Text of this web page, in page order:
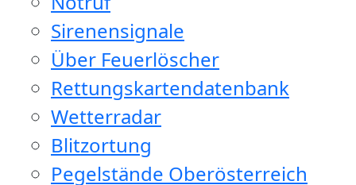
Sirenensignale
Über Feuerlöscher
Rettungskartendatenbank
Wetterradar
Blitzortung
Pegelstände Oberösterreich